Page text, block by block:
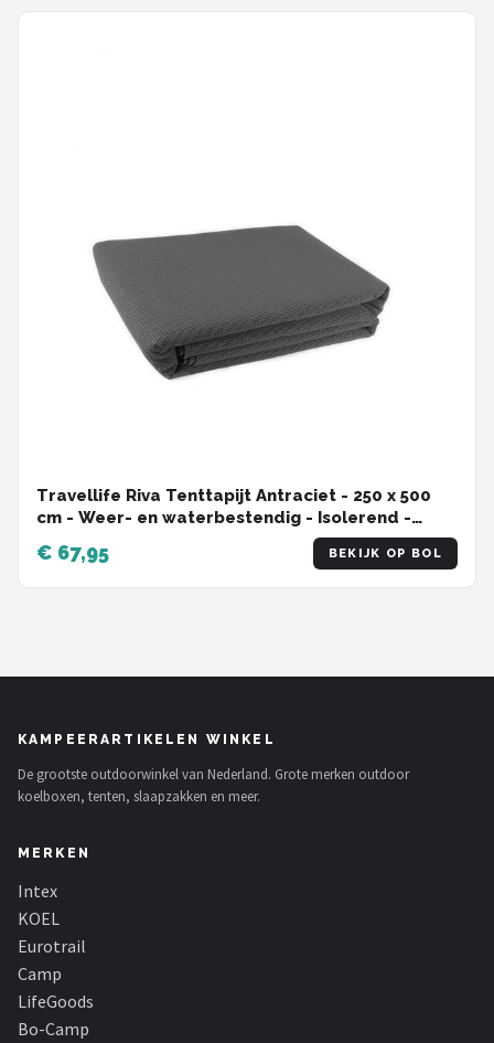
Travellife Riva Tenttapijt Antraciet - 250 x 500
cm - Weer- en waterbestendig - Isolerend -
€ 67,95 BEKIJK OP BOL
KAMPEERARTIKELEN WINKEL
De grootste outdoorwinkel van Nederland. Grote merken outdoor
koelboxen, tenten, slaapzakken en meer.
MERKEN
Intex
KOEL
Eurotrail
Camp
LifeGoods
Bo-Camp